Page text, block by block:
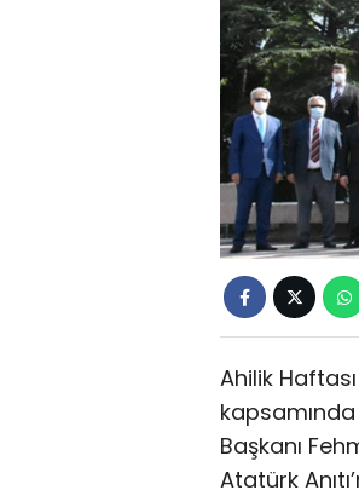
Ahilik
kapsamında
Başkanı
Atatürk